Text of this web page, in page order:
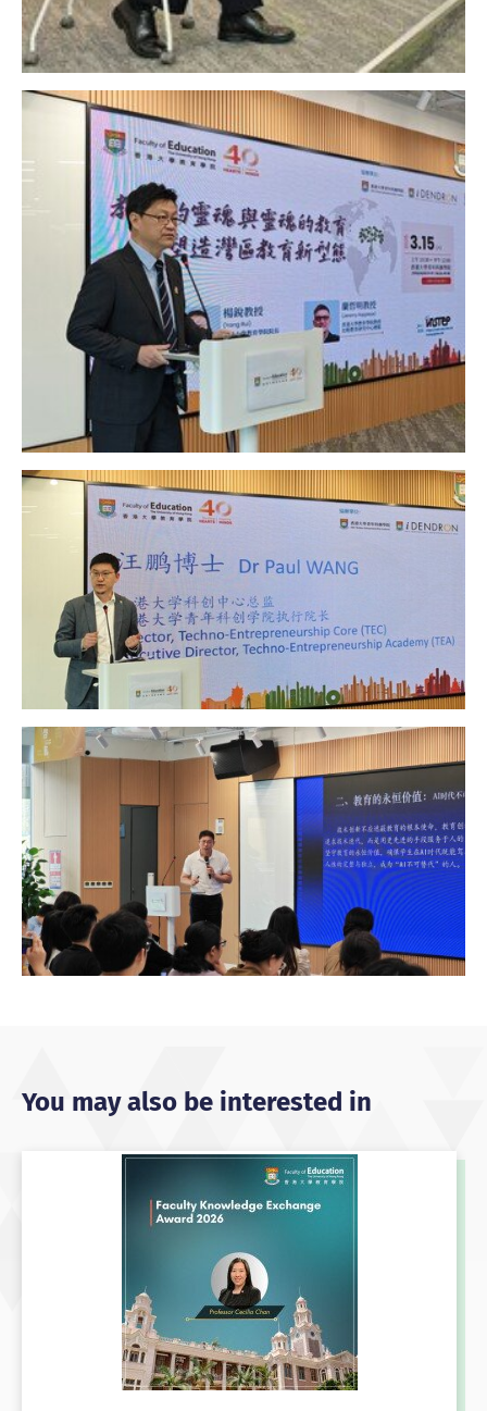
You may also be interested in